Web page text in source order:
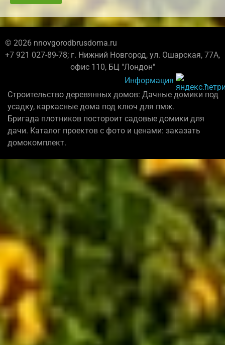
© 2026 nnovgorodbrusdoma.ru
+7 921 027-89-78; г. Нижний Новгород, ул. Ошарская, 77А,
офис 110, БЦ "Лондон"
Информация
Строительство деревянных домов: Дачные домики под
усадку, каркасные дома под ключ для пмж.
Бригада плотников постороит садовые домики для
дачи. Каталог проектов с фото и ценами: заказать
домокомплект.